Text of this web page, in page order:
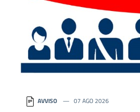
AVVISO 07 AGO 2026